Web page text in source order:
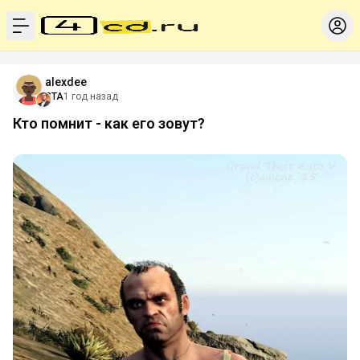
menu
alexdee
GTA1 год назад
Кто помнит - как его зовут?